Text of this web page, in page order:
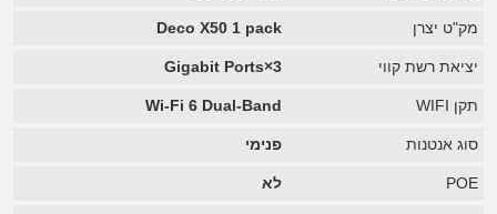
מק"ט יצרן Deco X50 1 pack
יציאת רשת קווי 3×Gigabit Ports
תקן WIFI Wi-Fi 6 Dual-Band
סוג אנטנות פנימי
POE לא